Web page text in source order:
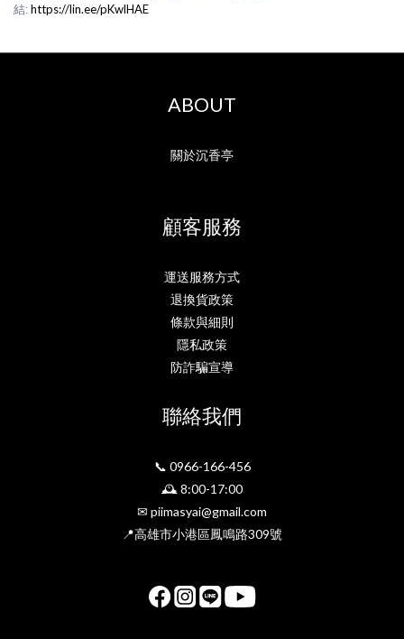
結: https://lin.ee/pKwlHAE
ABOUT
關於沉香亭
顧客服務
運送服務方式
退換貨政策
條款與細則
隱私政策
防詐騙宣導
聯絡我們
📞 0966-166-456
🕰 8:00-17:00
✉ piimasyai@gmail.com
📍高雄市小港區鳳鳴路309號